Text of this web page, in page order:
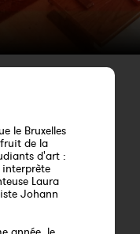
le Bruxelles
de la
d'art :
Laura
Johann